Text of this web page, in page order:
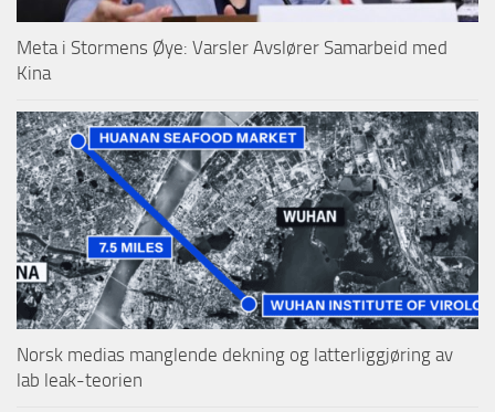
Meta i Stormens Øye: Varsler Avslører Samarbeid med
Kina
Norsk medias manglende dekning og latterliggjøring av
lab leak-teorien